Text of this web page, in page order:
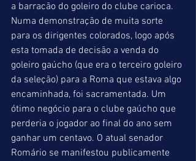
a barracão do goleiro do clube carioca.
Numa demonstração de muita sorte
para os dirigentes colorados, logo após
esta tomada de decisão a venda do
goleiro gaúcho (que era o terceiro goleiro
da seleção) para a Roma que estava algo
encaminhada, foi sacramentada. Um
ótimo negócio para o clube gaúcho que
perderia o jogador ao final do ano sem
ganhar um centavo. O atual senador
Romário se manifestou publicamente